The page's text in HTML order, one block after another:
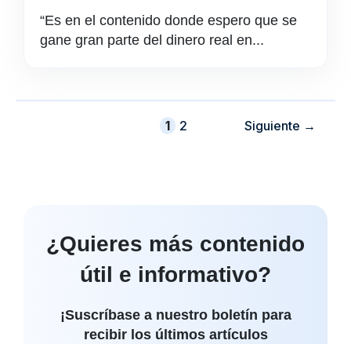
“Es en el contenido donde espero que se
gane gran parte del dinero real en...
Página
1 Página
2 Siguiente →
¿Quieres más contenido
útil e informativo?
¡Suscríbase a nuestro boletín para
recibir los últimos artículos